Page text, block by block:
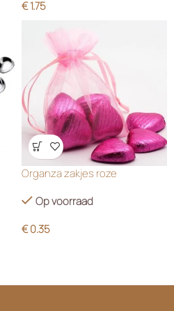
€1.75
Wensenlijst
Organza zakjes roze
Op voorraad
€0.35